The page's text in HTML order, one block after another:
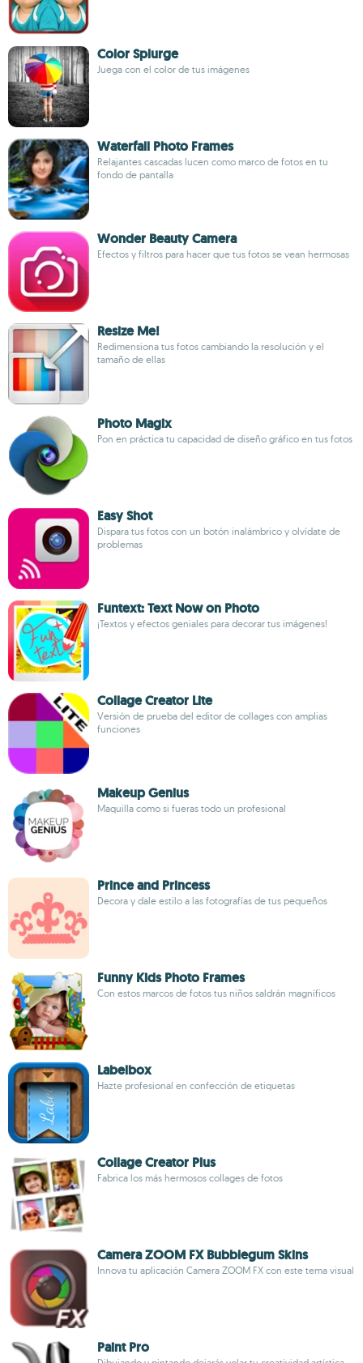
Color Splurge
Juega con el color de tus imágenes
Waterfall Photo Frames
Relajantes cascadas lucen como marco de fotos en tu
fondo de pantalla
Wonder Beauty Camera
Efectos y filtros para hacer que tus fotos se vean hermosas
Resize Me!
Redimensiona tus fotos cambiando la resolución y el
tamaño de ellas
Photo Magix
Pon en práctica tu capacidad de diseño gráfico en tus fotos
Easy Shot
Dispara tus fotos con un botón inalámbrico y olvídate de
problemas
Funtext: Text Now on Photo
¡Textos y efectos geniales para decorar tus imágenes!
Collage Creator Lite
Versión de prueba del editor de collages con amplias
funciones
Makeup Genius
Maquilla como si fueras todo un profesional
Prince and Princess
Decora y dale estilo a las fotografías de tus pequeños
Funny Kids Photo Frames
Con estos marcos de fotos tus niños saldrán magníficos
Labelbox
Hazte profesional en confección de etiquetas
Collage Creator Plus
Fabrica los más hermosos collages de fotos
Camera ZOOM FX Bubblegum Skins
Innova tu aplicación Camera ZOOM FX con este tema visual
Paint Pro